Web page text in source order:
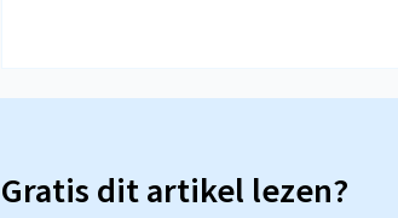
Gratis dit artikel lezen?